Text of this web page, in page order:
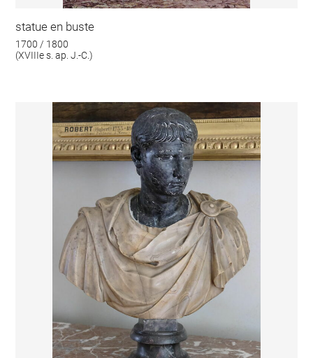
statue en buste
1700 / 1800
(XVIIIe s. ap. J.-C.)